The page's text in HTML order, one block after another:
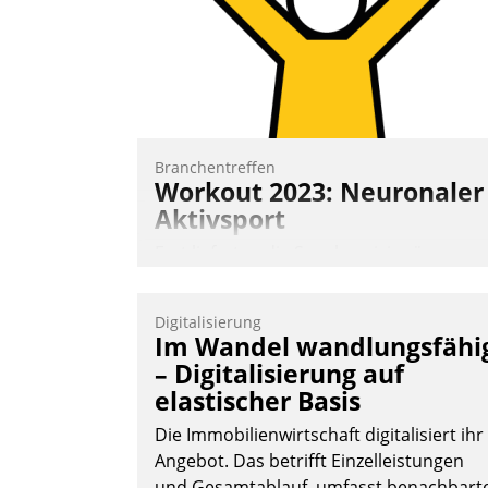
Nadja Hußmann
Branchentreffen
Workout 2023: Neuronaler
Aktivsport
Vernetzungsideen fürs Quartier.
Dazwischen zeigte Datatrain, was es
Neues zu bieten hat.
Digitalisierung
Im Wandel
– Digitalisierung auf
elastischer Basis
Die Immobilienwirtschaft digitalisiert ihr
Angebot. Das betrifft Einzelleistungen